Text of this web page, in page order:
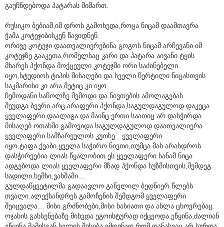
გაუჩნდებოდა პატარას მიმართ.
რუსიკო ბებიამ,იმ დროს გამოხედა,როცა ნიცამ დაამთავრა
ჭამა.კოტეჯიბისკენ წავიდნენ.
ორივე კოტეჯი დაათვალიერებინა გოგოს.ნიცამ არჩევანი იმ
კოტეჯზე გააკეთა,რომელსაც კარი და პატარა აივანი ტყის
მხარეს ჰქონდა მოქცეული.კოტეჯში ორი საძინებელი
იყო,სტუდიოს ტიპის მისაღები და სველი წერტილი.ნიცასთვის
საკმარისი კი არა,მეტიც კი იყო.
ჩემოდანი საწოლზე შემოდი და ნივთების ამოლაგებას
შეუდგა.ბევრი არც არაფერი ჰქონდა,საგულდაგულოდ დაკეცა
ყველაფერი,დაალაგა და მაინც ერთი საათიც არ დასჭირდა.
მისაღებ ოთახში გამოვიდა.საგულდაგულოდ დაათვალიერა
ყველაფერი.სამზარეულოს კუთხე…ყველაფერი
იყო,ტაფა,ქვაბი,ყველა საჭირო ნივთი,თუმცა მას არასდროს
დასჭირვებია ლიას წყალობით ეს ყველაფერი.სანამ ნიცა
ადგებოდა ლიას ყველაფერი მზად ჰქონდა სუზმისთვის,შემდეგ
სადილი,ხემსი,ვახშამი…
გულდაწყვეტილმა გადაავლო განვლილ ბედნიერ წლებს
თვალი.ალექსანდრეს გამოჩენის შემდგომ ყველაფერი
შეიცვალა… მისი გრძნობები,მისი ხასიათი და ახლა ცხოვრებაც.
ოჯახის გახსენებაზე მიხვდა ეგოისტურად იქცეოდა.ეწყინა,ძალიან